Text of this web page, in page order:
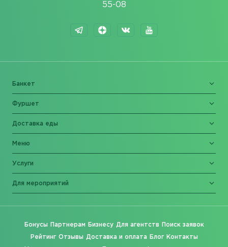
55-08
Банкет
Фуршет
Доставка еды
Меню
Услуги
Для мероприятий
Бонусы Партнерам Бизнесу Для агентств Поиск заявок
Рейтинг Отзывы Доставка и оплата Блог Контакты